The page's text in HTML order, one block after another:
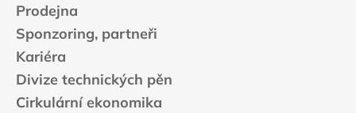
Prodejna
Sponzoring, partneři
Kariéra
Divize technických pěn
Cirkulární ekonomika